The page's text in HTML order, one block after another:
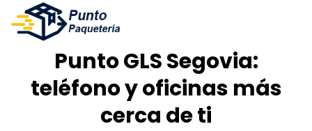
Punto GLS Segovia:
teléfono y oficinas más
cerca de ti